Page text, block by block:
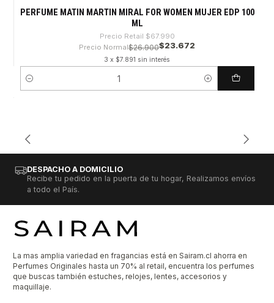
PERFUME MATIN MARTIN MIRAL FOR WOMEN MUJER EDP 100
ML
Precio Retail $67.990
Precio Normal$26.900$23.672
3 x $7.891 sin interés
Cantidad
DESPACHO A DOMICILIO
Recibe tu pedido en la puerta de tu hogar, Realizamos envíos
a todo el País.
La mas amplia variedad en fragancias está en Sairam.cl ahorra en
Perfumes Originales hasta un 70% al retail, encuentra los perfumes
que buscas también estuches, relojes, lentes, accesorios y
maquillaje.